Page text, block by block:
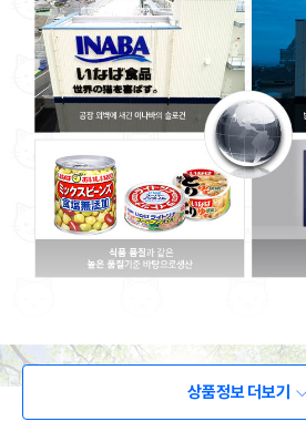
상품정보 더보기